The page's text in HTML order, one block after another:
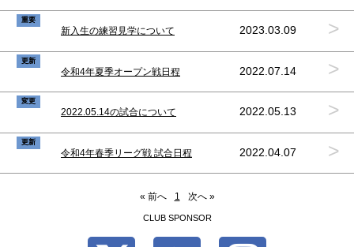
重要
新入生の練習見学について 2023.03.09 >
更新
令和4年夏季オープン戦日程 2022.07.14 >
変更
2022.05.14の試合について 2022.05.13 >
更新
令和4年春季リーグ戦 試合日程 2022.04.07 >
« 前へ 1 次へ »
CLUB SPONSOR